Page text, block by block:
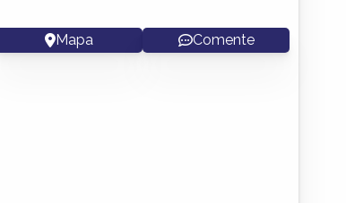
Mapa Comente